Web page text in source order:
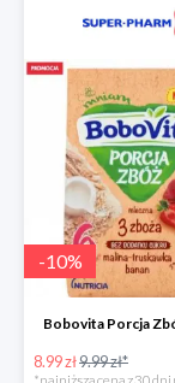
-10%
Bobovita Porcja
8.99 zł9.99 zł*